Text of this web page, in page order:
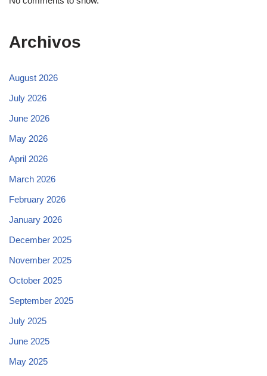
Archivos
August 2026
July 2026
June 2026
May 2026
April 2026
March 2026
February 2026
January 2026
December 2025
November 2025
October 2025
September 2025
July 2025
June 2025
May 2025